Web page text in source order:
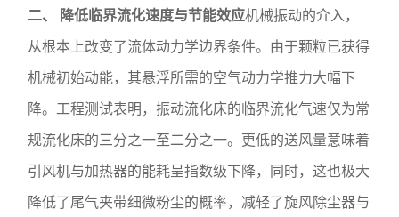
二、 降低临界流化速度与节能效应机械振动的介入，
从根本上改变了流体动力学边界条件。由于颗粒已获得
机械初始动能，其悬浮所需的空气动力学推力大幅下
降。工程测试表明，振动流化床的临界流化气速仅为常
规流化床的三分之一至二分之一。更低的送风量意味着
引风机与加热器的能耗呈指数级下降，同时，这也极大
降低了尾气夹带细微粉尘的概率，减轻了旋风除尘器与